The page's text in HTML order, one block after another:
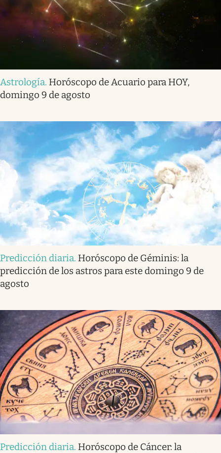
Astrología. Horóscopo de Acuario para HOY,
domingo 9 de agosto
Predicción diaria. Horóscopo de Géminis: la
predicción de los astros para este domingo 9 de
agosto
Predicción diaria. Horóscopo de Cáncer: la